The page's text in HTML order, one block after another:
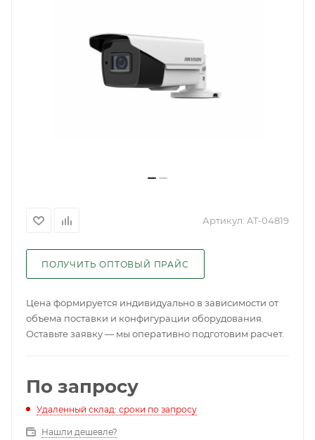
Артикул: AT-04819
ПОЛУЧИТЬ ОПТОВЫЙ ПРАЙС
Цена формируется индивидуально в зависимости от
объема поставки и конфигурации оборудования.
Оставьте заявку — мы оперативно подготовим расчет.
По запросу
Удаленный склад: сроки по запросу
Нашли дешевле?